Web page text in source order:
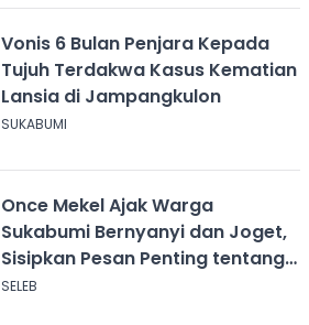
Vonis 6 Bulan Penjara Kepada
Tujuh Terdakwa Kasus Kematian
Lansia di Jampangkulon
SUKABUMI
Once Mekel Ajak Warga
Sukabumi Bernyanyi dan Joget,
Sisipkan Pesan Penting tentang
ASI
SELEB